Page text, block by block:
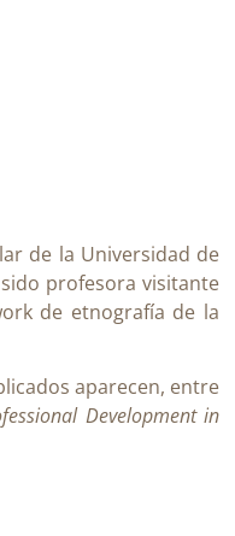
de la Universidad de
profesora visitante
de etnografía de la
aparecen, entre
Development in